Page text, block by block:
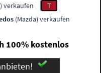
verkaufen
T
(Mazda) verkaufen
100% kostenlos